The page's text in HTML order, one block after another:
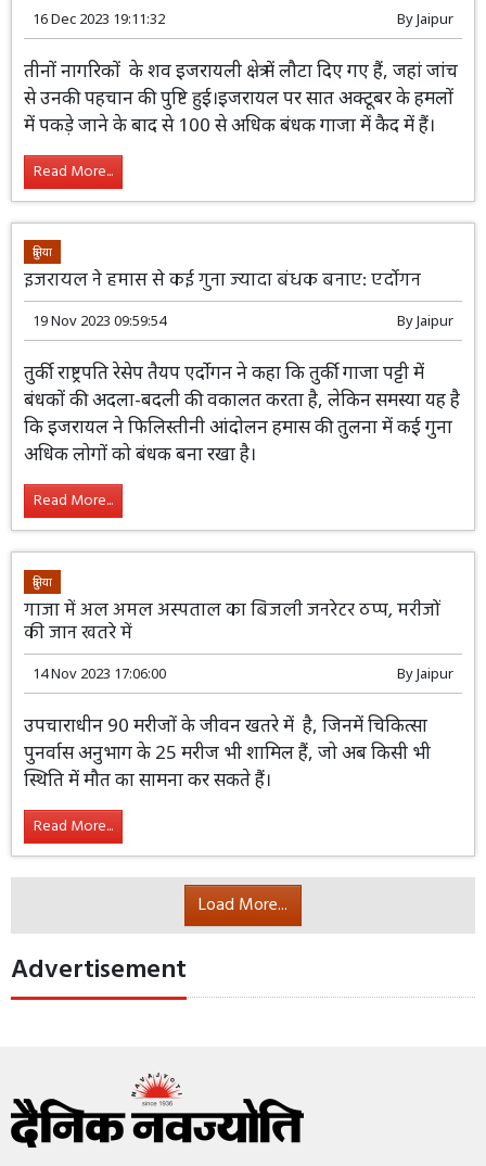
16 Dec 2023 19:11:32 ByJaipur
तीनों नागरिकों के शव इजरायली क्षेत्र में लौटा दिए गए हैं, जहां जांच
से उनकी पहचान की पुष्टि हुई।इजरायल पर सात अक्टूबर के हमलों
में पकड़े जाने के बाद से 100 से अधिक बंधक गाजा में कैद में हैं।
Read More...
दुनिया
इजरायल ने हमास से कई गुना ज्यादा बंधक बनाए: एर्दोगन
19 Nov 2023 09:59:54 ByJaipur
तुर्की राष्ट्रपति रेसेप तैयप एर्दोगन ने कहा कि तुर्की गाजा पट्टी में
बंधकों की अदला-बदली की वकालत करता है, लेकिन समस्या यह है
कि इजरायल ने फिलिस्तीनी आंदोलन हमास की तुलना में कई गुना
अधिक लोगों को बंधक बना रखा है।
Read More...
दुनिया
गाजा में अल अमल अस्पताल का बिजली जनरेटर ठप्प, मरीजों
की जान खतरे में
14 Nov 2023 17:06:00 ByJaipur
उपचाराधीन 90 मरीजों के जीवन खतरे में है, जिनमें चिकित्सा
पुनर्वास अनुभाग के 25 मरीज भी शामिल हैं, जो अब किसी भी
स्थिति में मौत का सामना कर सकते हैं।
Read More...
Load More...
Advertisement